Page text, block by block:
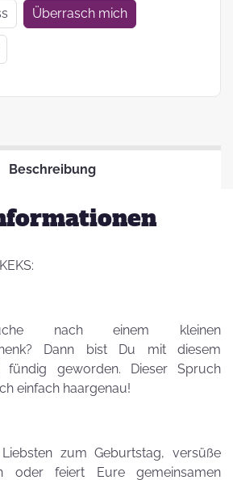
Überrasch mich
Beschreibung
nach einem kleinen
Dann bist Du mit diesem
fündig geworden. Dieser Spruch
einfach haargenau!
zum Geburtstag, versüße
oder feiert Eure gemeinsamen